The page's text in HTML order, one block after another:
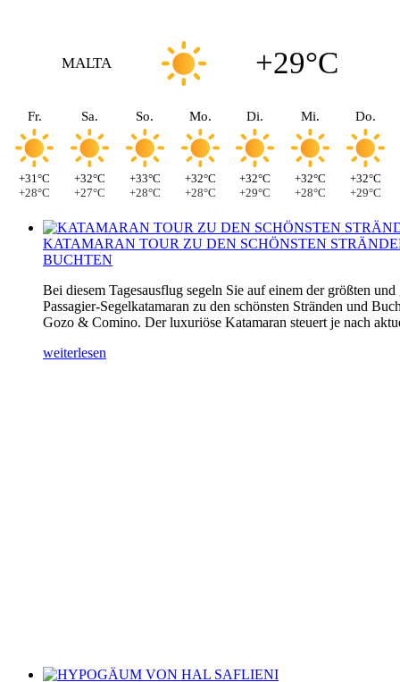
MALTA +29°C
Fr.
+31°C
+28°C
Sa.
+32°C
+27°C
So.
+33°C
+28°C
Mo.
+32°C
+28°C
Di.
+32°C
+29°C
Mi.
+32°C
+28°C
Do.
+32°C
+29°C
KATAMARAN TOUR ZU DEN SCHÖNSTEN
BUCHTEN
Bei diesem Tagesausflug segeln Sie auf einem der größten und
Passagier-Segelkatamaran zu den schönsten Stränden und
Gozo & Comino. Der luxuriöse Katamaran steuert je nach
weiterlesen